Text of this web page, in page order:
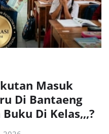
Masuk
Di Bantaeng
Di Kelas,,,?